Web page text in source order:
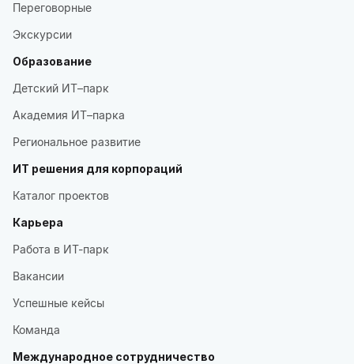
Переговорные
Экскурсии
Образование
Детский ИТ–парк
Академия ИТ–парка
Региональное развитие
ИТ решения для корпораций
Каталог проектов
Карьера
Работа в ИТ-парк
Вакансии
Успешные кейсы
Команда
Международное сотрудничество